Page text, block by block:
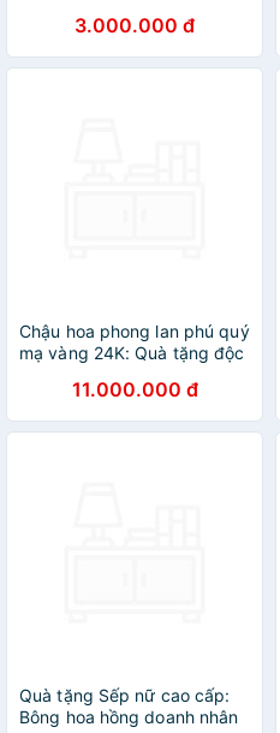
3.000.000 đ
Chậu hoa phong lan phú quý
mạ vàng 24K: Quà tặng độc
gia cho sếp11.000.000 đ
Quà tặng Sếp nữ cao cấp:
Bông hoa hồng doanh nhân